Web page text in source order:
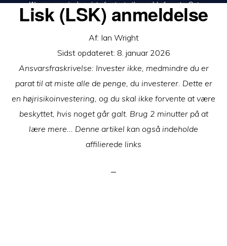
Lisk (LSK) anmeldelse
Af: Ian Wright
Sidst opdateret: 8. januar 2026
Ansvarsfraskrivelse: Invester ikke, medmindre du er
parat til at miste alle de penge, du investerer. Dette er
en højrisikoinvestering, og du skal ikke forvente at være
beskyttet, hvis noget går galt. Brug 2 minutter på at
lære mere... Denne artikel kan også indeholde
affilierede links